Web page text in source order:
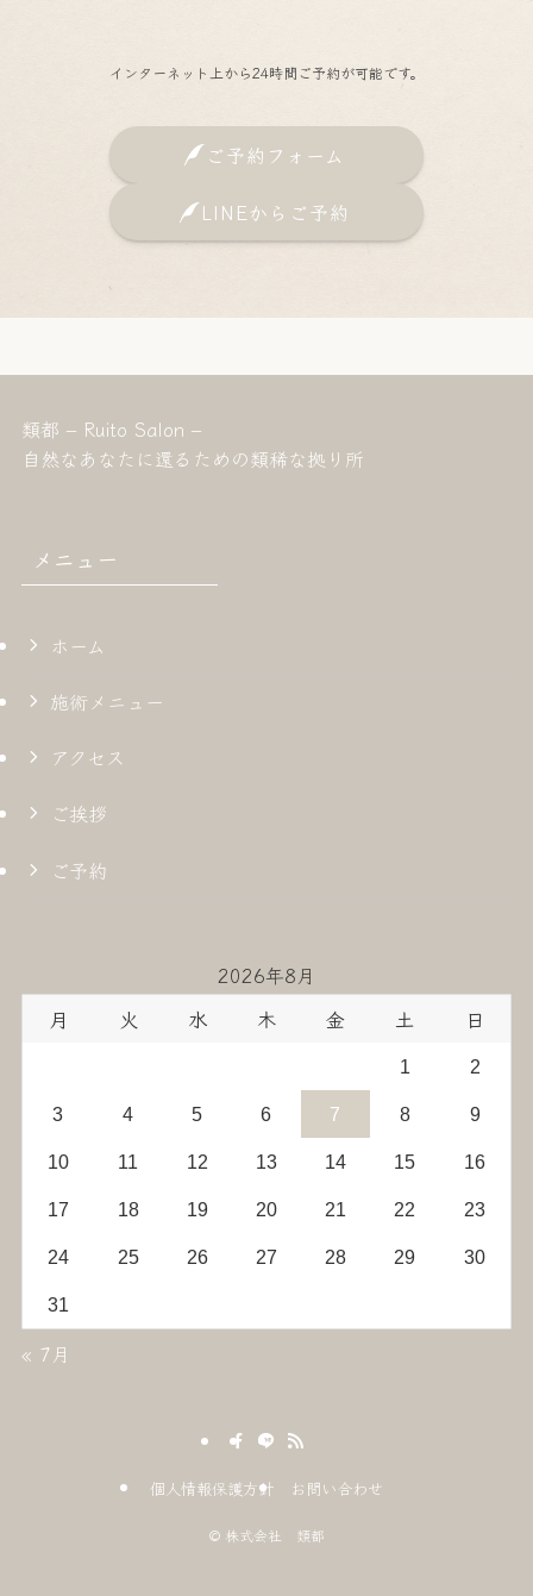
インターネット上から24時間ご予約が可能です。
ご予約フォーム
LINEからご予約
類都 – Ruito Salon –
自然なあなたに還るための類稀な拠り所
メニュー
ホーム
施術メニュー
アクセス
ご挨拶
ご予約
2026年8月
月
火 水 木 金 土 日
1 2
3 4 5 6 7 8 9
10 11 12 13 14 15 16
17 18 19 20 21 22 23
24 25 26 27 28 29 30
31
« 7月
個人情報保護方針 お問い合わせ
©株式会社 類都